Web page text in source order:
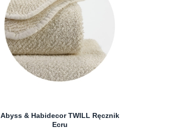
Abyss & Habidecor TWILL Ręcznik
Ecru